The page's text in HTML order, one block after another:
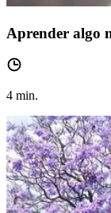
Aprender algo
4 min.